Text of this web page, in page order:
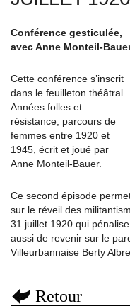
Conférence gesticulée,
avec Anne Monteil-
Cette conférence s’inscrit
dans le feuilleton théâtral
Années folles et
résistance, parcours de
femmes entre 1920 et
1945, écrit et joué par
Anne Monteil-Bauer.
Ce second épisode
sur le réveil des
31 juillet 1920 qui
aussi de revenir sur le
Villeurbannaise Berty
Retour